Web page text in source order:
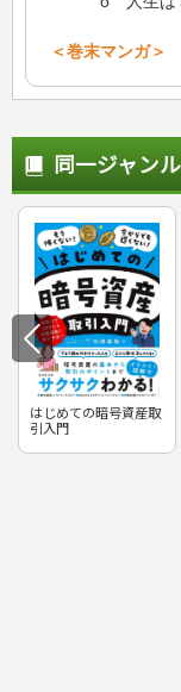
＜巻末マンガ＞
同一ジャン
はじめての暗号資産取
引入門